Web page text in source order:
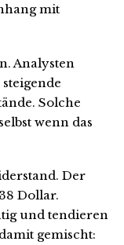
mit
Analysten
Solche
wenn das
Der
Dollar.
und tendieren
gemischt: